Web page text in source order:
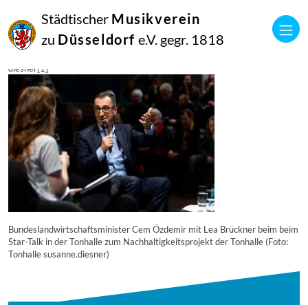
Städtischer Musikverein
zu Düsseldorf e.V. gegr. 1818
Oktober
2024
Manfred Hill
diesner[1]
Bundeslandwirtschaftsminister Cem Özdemir mit Lea Brückner beim beim
Star-Talk in der Tonhalle zum Nachhaltigkeitsprojekt der Tonhalle (Foto:
Tonhalle susanne.diesner)